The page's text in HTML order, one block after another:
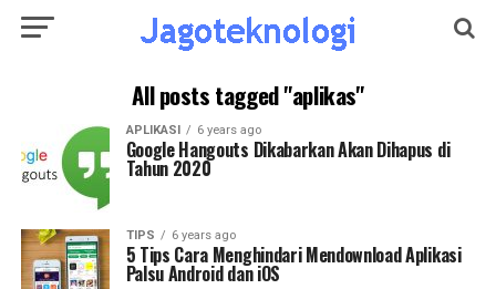
All posts tagged "aplikas"
APLIKASI 6 years ago
Google Hangouts Dikabarkan Akan Dihapus di
Tahun 2020
TIPS 6 years ago
5 Tips Cara Menghindari Mendownload Aplikasi
Palsu Android dan iOS